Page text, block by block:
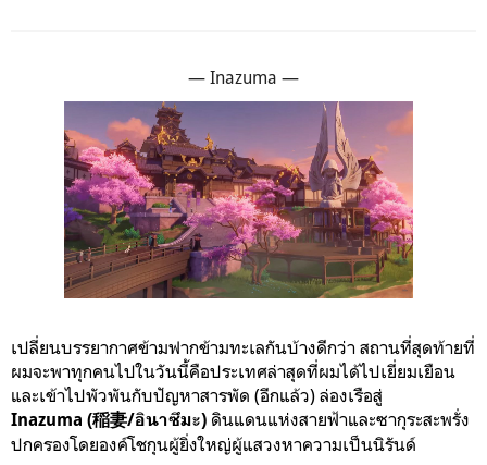
— Inazuma —
เปลี่ยนบรรยากาศข้ามฟากข้ามทะเลกันบ้างดีกว่า สถานที่สุดท้ายที่
ผมจะพาทุกคนไปในวันนี้คือประเทศล่าสุดที่ผมได้ไปเยี่ยมเยือน
และเข้าไปพัวพันกับปัญหาสารพัด (อีกแล้ว) ล่องเรือสู่
Inazuma (稲妻/อินาซึมะ) ดินแดนแห่งสายฟ้าและซากุระสะพรั่ง
ปกครองโดยองค์โชกุนผู้ยิ่งใหญ่ผู้แสวงหาความเป็นนิรันด์